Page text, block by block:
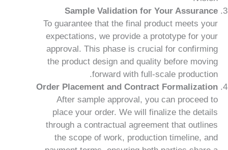
Sample Validation for Your Assurance
To guarantee that the final product meets your
expectations, we provide a prototype for your
approval. This phase is crucial for confirming
the product design and quality before moving
forward with full-scale production.
Order Placement and Contract Formalization
After sample approval, you can proceed to
place your order. We will finalize the details
through a contractual agreement that outlines
the scope of work, production timeline, and